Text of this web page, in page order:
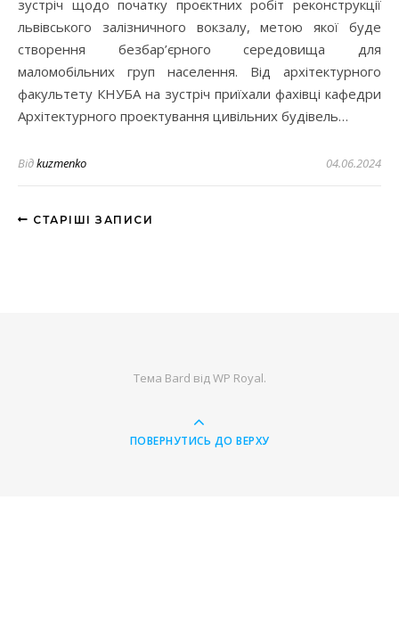
зустріч щодо початку проєктних робіт реконструкції
львівського залізничного вокзалу, метою якої буде
створення безбар’єрного середовища для
маломобільних груп населення. Від архітектурного
факультету КНУБА на зустріч приїхали фахівці кафедри
Архітектурного проектування цивільних будівель…
Відkuzmenko 04.06.2024
СТАРІШІ ЗАПИСИ
Тема Bard відWP Royal.
ПОВЕРНУТИСЬ ДО ВЕРХУ